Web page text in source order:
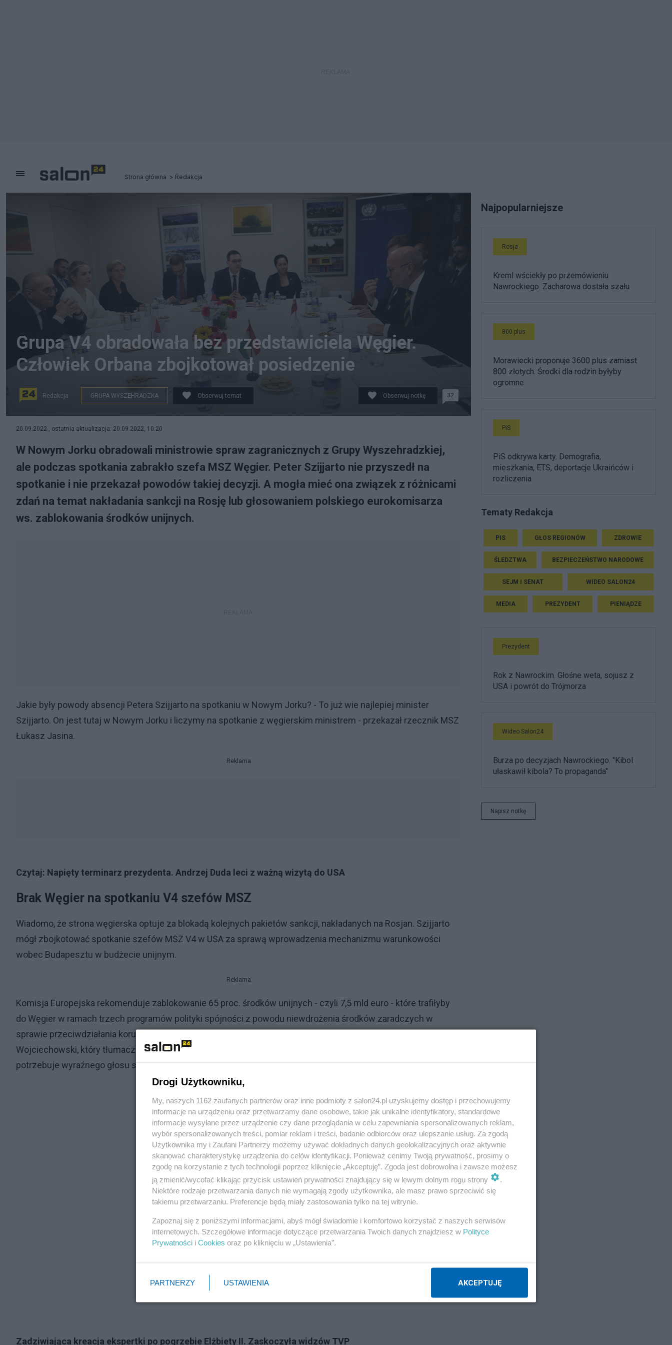
Strona główna Redakcja
Grupa V4 obradowała bez przedstawiciela Węgier.
Człowiek Orbana zbojkotował posiedzenie
Redakcja GRUPA WYSZEHRADZKA Obserwuj temat Obserwuj notkę 32
20.09.2022 , ostatnia aktualizacja: 20.09.2022, 10:20
W Nowym Jorku obradowali ministrowie spraw zagranicznych z Grupy Wyszehradzkiej,
ale podczas spotkania zabrakło szefa MSZ Węgier. Peter Szijjarto nie przyszedł na
spotkanie i nie przekazał powodów takiej decyzji. A mogła mieć ona związek z różnicami
zdań na temat nakładania sankcji na Rosję lub głosowaniem polskiego eurokomisarza
ws. zablokowania środków unijnych.
Jakie były powody absencji Petera Szijjarto na spotkaniu w Nowym Jorku? - To już wie najlepiej minister
Szijjarto. On jest tutaj w Nowym Jorku i liczymy na spotkanie z węgierskim ministrem - przekazał rzecznik MSZ
Łukasz Jasina.
Reklama
Czytaj: Napięty terminarz prezydenta. Andrzej Duda leci z ważną wizytą do USA
Brak Węgier na spotkaniu V4 szefów MSZ
Wiadomo, że strona węgierska optuje za blokadą kolejnych pakietów sankcji, nakładanych na Rosjan. Szijjarto
mógł zbojkotować spotkanie szefów MSZ V4 w USA za sprawą wprowadzenia mechanizmu warunkowości
wobec Budapesztu w budżecie unijnym.
Reklama
Komisja Europejska rekomenduje zablokowanie 65 proc. środków unijnych - czyli 7,5 mld euro - które trafiłyby
do Węgier w ramach trzech programów polityki spójności z powodu niewdrożenia środków zaradczych w
sprawie przeciwdziałania korupcji. Eurokomisarze jednogłośnie przyjęli tę decyzję, a wśród nich Janusz
Wojciechowski, który tłumaczył w mediach społecznościowych, że wcześniej sondował stronę węgierską, czy
potrzebuje wyraźnego głosu sprzeciwu na forum unijnym.
Zadziwiająca kreacja ekspertki po pogrzebie Elżbiety II. Zaskoczyła widzów TVP
Najpopularniejsze
Rosja
Kreml wściekły po przemówieniu
Nawrockiego. Zacharowa dostała szału
800 plus
Morawiecki proponuje 3600 plus zamiast
800 złotych. Środki dla rodzin byłyby
ogromne
PiS
PiS odkrywa karty. Demografia,
mieszkania, ETS, deportacje Ukraińców i
rozliczenia
Tematy Redakcja
PIS GŁOS REGIONÓW ZDROWIE
ŚLEDZTWA BEZPIECZEŃSTWO NARODOWE
SEJM I SENAT WIDEO SALON24
MEDIA PREZYDENT PIENIĄDZE
Prezydent
Rok z Nawrockim. Głośne weta, sojusz z
USA i powrót do Trójmorza
Wideo Salon24
Burza po decyzjach Nawrockiego. "Kibol
ułaskawił kibola? To propaganda"
Napisz notkę
Drogi Użytkowniku,
My, naszych 1162 zaufanych partnerów oraz inne podmioty z salon24.pl uzyskujemy dostęp i przechowujemy
informacje na urządzeniu oraz przetwarzamy dane osobowe, takie jak unikalne identyfikatory, standardowe
informacje wysyłane przez urządzenie czy dane przeglądania w celu zapewniania spersonalizowanych reklam,
wybór spersonalizowanych treści, pomiar reklam i treści, badanie odbiorców oraz ulepszanie usług. Za zgodą
Użytkownika my i Zaufani Partnerzy możemy używać dokładnych danych geolokalizacyjnych oraz aktywnie
skanować charakterystykę urządzenia do celów identyfikacji. Ponieważ cenimy Twoją prywatność, prosimy o
zgodę na korzystanie z tych technologii poprzez kliknięcie „Akceptuję”. Zgoda jest dobrowolna i zawsze możesz
ją zmienić/wycofać klikając przycisk ustawień prywatności znajdujący się w lewym dolnym rogu strony
.
Niektóre rodzaje przetwarzania danych nie wymagają zgody użytkownika, ale masz prawo sprzeciwić się
takiemu przetwarzaniu. Preferencje będą miały zastosowania tylko na tej witrynie.
Zapoznaj się z poniższymi informacjami, abyś mógł świadomie i komfortowo korzystać z naszych serwisów
internetowych. Szczegółowe informacje dotyczące przetwarzania Twoich danych znajdziesz w Polityce
Prywatności i Cookies oraz po kliknięciu w „Ustawienia”.
PARTNERZY USTAWIENIA AKCEPTUJĘ